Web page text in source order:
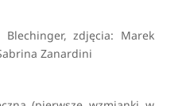
zdjęcia: Marek
Zanardini